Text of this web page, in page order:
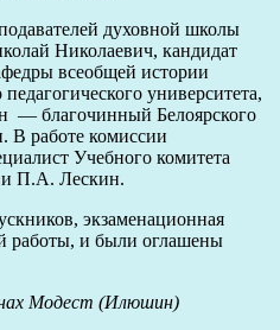
духовной школы
Николаевич, кандидат
всеобщей истории
университета,
— благочинный Белоярского
В работе комиссии
Учебного комитета
П.А. Лескин.
экзаменационная
работы, и были оглашены
Модест (Илюшин)